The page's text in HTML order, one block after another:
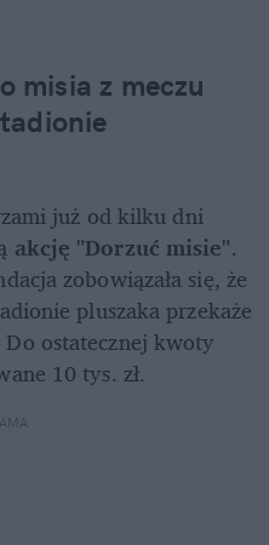
misia z meczu
już od kilku dni
akcję "Dorzuć misie".
zobowiązała się, że
pluszaka przekaże
Do ostatecznej kwoty
10 tys. zł.